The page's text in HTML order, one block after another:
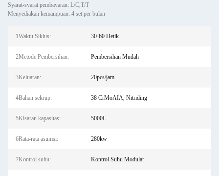
Syarat-syarat pembayaran: L/C,T/T
Menyediakan kemampuan: 4 set per bulan
1Waktu Siklus: 30-60 Detik
2Metode Pembersihan: Pembersihan Mudah
3Keluaran: 20pcs/jam
4Bahan sekrup: 38 CrMoAIA, Nitriding
5Kisaran kapasitas: 5000L
6Rata-rata asumsi: 280kw
7Kontrol suhu: Kontrol Suhu Modular